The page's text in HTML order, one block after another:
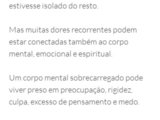
estivesse isolado do resto.
Mas muitas dores recorrentes podem
estar conectadas também ao corpo
mental, emocional e espiritual.
Um corpo mental sobrecarregado pode
viver preso em preocupação, rigidez,
culpa, excesso de pensamento e medo.